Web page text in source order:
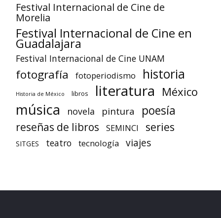
Festival Internacional de Cine de
Morelia
Festival Internacional de Cine en
Guadalajara
Festival Internacional de Cine UNAM
fotografía fotoperiodismo historia
Historia de México libros literatura México
música novela pintura poesía
reseñas de libros SEMINCI series
SITGES teatro tecnología viajes